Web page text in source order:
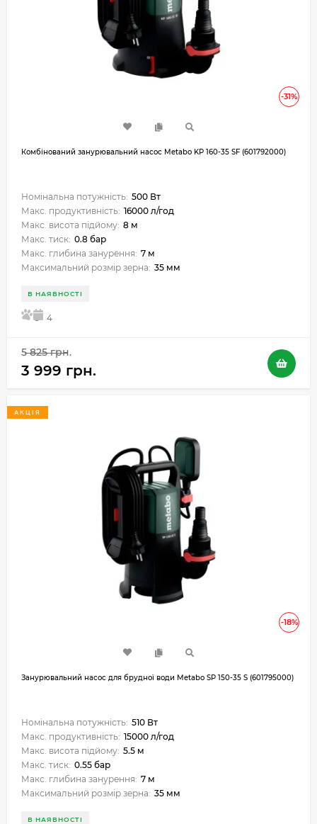
-31%
Комбінований занурювальний насос Metabo KP 160-35 SF (601792000)
Номінальна потужність: 500 Вт
Макс. продуктивність: 16000 л/год
Макс. висота підйому: 8 м
Макс. тиск: 0.8 бар
Макс. глибина занурення: 7 м
Максимальний розмір зерна: 35 мм
В НАЯВНОСТІ
5 4
5 825 грн.
3 999 грн.
-18%
АКЦІЯ
Занурювальний насос для брудної води Metabo SP 150-35 S (601795000)
Номінальна потужність: 510 Вт
Макс. продуктивність: 15000 л/год
Макс. висота підйому: 5.5 м
Макс. тиск: 0.55 бар
Макс. глибина занурення: 7 м
Максимальний розмір зерна: 35 мм
В НАЯВНОСТІ